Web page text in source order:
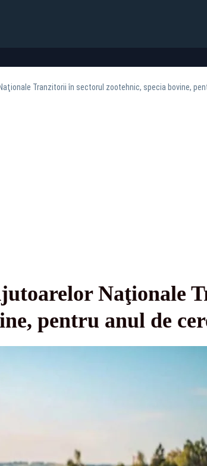
Tranzitorii în sectorul zootehnic, specia bovine,
Naţionale
pentru anul de